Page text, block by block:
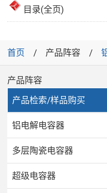
目录(全页)
首页 产品阵容
产品阵容
产品检索/样品购买
铝电解电容器
多层陶瓷电容器
超级电容器